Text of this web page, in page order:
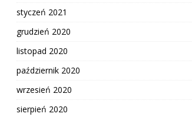
styczeń 2021
grudzień 2020
listopad 2020
październik 2020
wrzesień 2020
sierpień 2020